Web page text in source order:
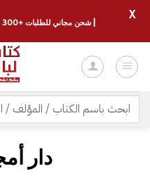
للمحتوى
البحث
عن:
دار
| شحن مجاني للطلبات +300 ريال | تغليف مجاني للطلبات +150 ريال |
X